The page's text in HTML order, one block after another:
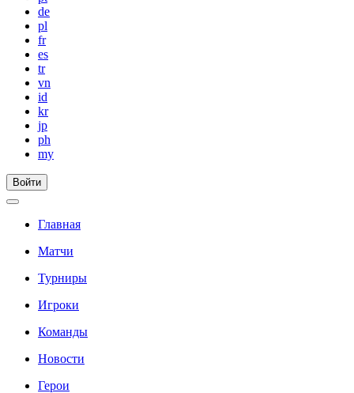
de
pl
fr
es
tr
vn
id
kr
jp
ph
my
Войти
Главная
Матчи
Турниры
Игроки
Команды
Новости
Герои